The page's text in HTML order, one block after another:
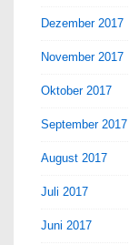
Dezember 2017
November 2017
Oktober 2017
September 2017
August 2017
Juli 2017
Juni 2017